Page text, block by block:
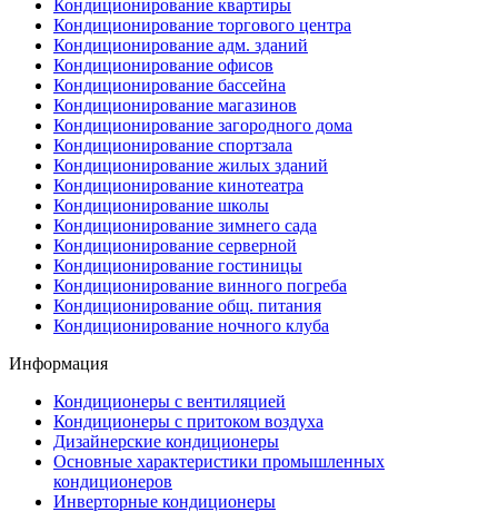
Кондиционирование квартиры
Кондиционирование торгового центра
Кондиционирование адм. зданий
Кондиционирование офисов
Кондиционирование бассейна
Кондиционирование магазинов
Кондиционирование загородного дома
Кондиционирование спортзала
Кондиционирование жилых зданий
Кондиционирование кинотеатра
Кондиционирование школы
Кондиционирование зимнего сада
Кондиционирование серверной
Кондиционирование гостиницы
Кондиционирование винного погреба
Кондиционирование общ. питания
Кондиционирование ночного клуба
Информация
Кондиционеры с вентиляцией
Кондиционеры с притоком воздуха
Дизайнерские кондиционеры
Основные характеристики промышленных
кондиционеров
Инверторные кондиционеры